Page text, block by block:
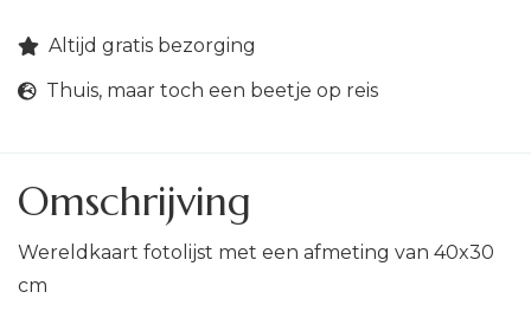
Altijd gratis bezorging
Thuis, maar toch een beetje op reis
Omschrijving
Wereldkaart fotolijst met een afmeting van 40x30
cm